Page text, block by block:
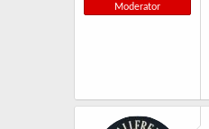
Moderator